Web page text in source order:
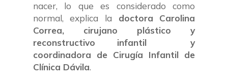
nacer, lo que es considerado como
normal, explica la doctora Carolina
Correa, cirujano plástico y
reconstructivo infantil y
coordinadora de Cirugía Infantil de
Clínica Dávila.